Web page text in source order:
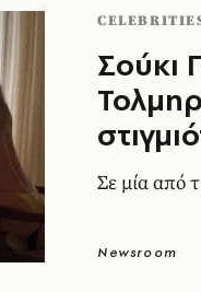
Σούκι
Σε μία από
Newsroom